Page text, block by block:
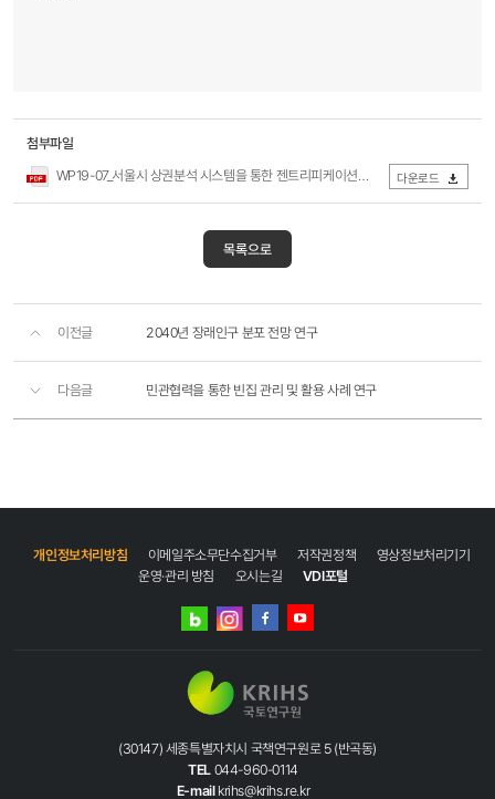
첨부파일
WP19-07_서울시 상권분석 시스템을 통한 젠트리피케이션의 정책적 대응.pdf
다운로드
목록으로
이전글 2040년 장래인구 분포 전망 연구
다음글 민관협력을 통한 빈집 관리 및 활용 사례 연구
개인정보처리방침 이메일주소무단수집거부 저작권정책
영상정보처리기기
운영·관리 방침
오시는길 VDI포털
네이버
인스타그램
(30147) 세종특별자치시 국책연구원로 5 (반곡동)
TEL 044-960-0114
E-mail krihs@krihs.re.kr